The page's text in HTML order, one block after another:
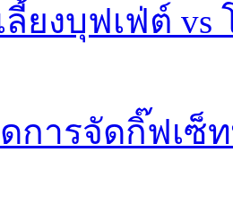
ลี้ยงบุฟเฟ่ต์
การจัดกิ๊ฟเซ็